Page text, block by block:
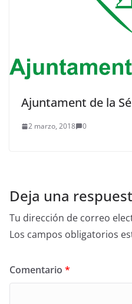
Ajuntament de la
2 marzo, 2018 0
Deja una
Tu dirección de correo
Los campos obligatorios
Comentario *